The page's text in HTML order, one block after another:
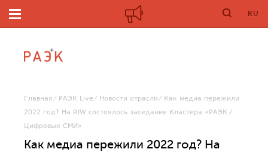
RU
Главная РАЭК Live Новости отрасли
Как медиа пережили
2022 год? На RIW состоялось заседание Кластера «РАЭК /
Цифровые СМИ»
Как медиа пережили 2022 год? На